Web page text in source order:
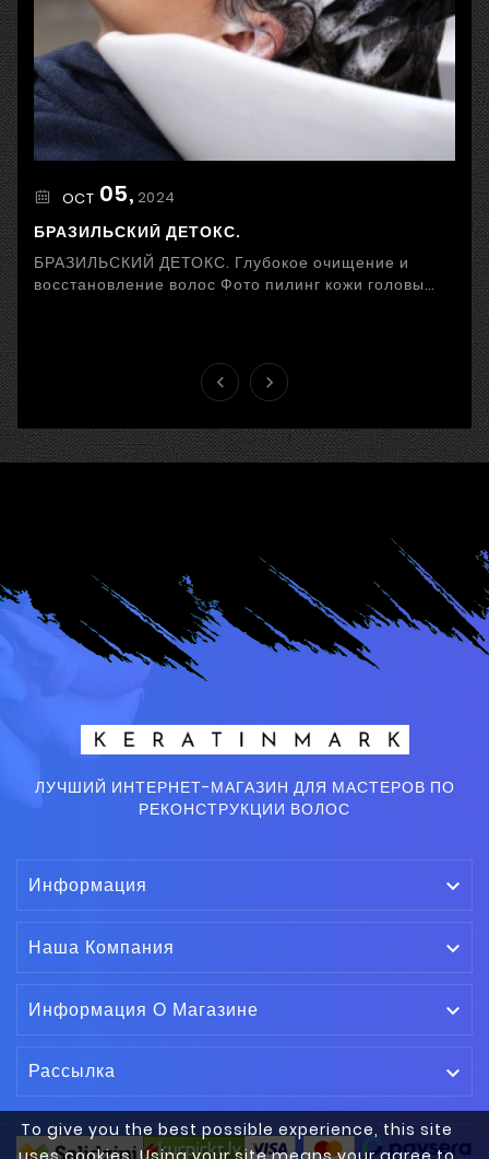
To give you the best possible experience, this site
OCT 05, 2024
БРАЗИЛЬСКИЙ ДЕТОКС.
БРАЗИЛЬСКИЙ ДЕТОКС. Глубокое очищение и
восстановление волос Фото пилинг кожи головы


ЛУЧШИЙ ИНТЕРНЕТ-МАГАЗИН ДЛЯ МАСТЕРОВ ПО
РЕКОНСТРУКЦИИ ВОЛОС
Информация 
Наша Компания 
Информация О Магазине 
Рассылка 